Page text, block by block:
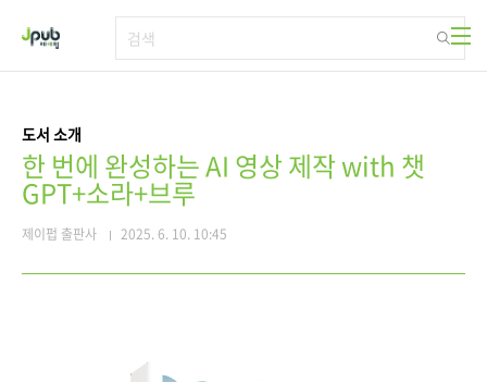
도서 소개
한 번에 완성하는 AI 영상 제작 with 챗
GPT+소라+브루
제이펍 출판사 2025. 6. 10. 10:45